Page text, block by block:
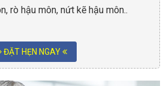
rò hậu môn, nứt kẽ hậu môn..
ĐẶT HẸN NGAY